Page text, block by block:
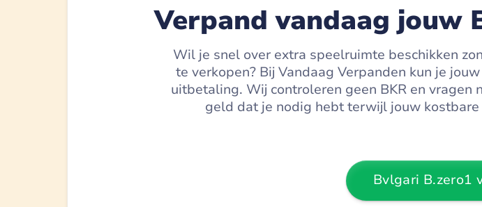
Verpand vandaag jouw
Wil je snel over extra speelruimte beschikken
te verkopen? Bij Vandaag Verpanden kun je
uitbetaling. Wij controleren geen BKR en
geld dat je nodig hebt terwijl jouw
Bvlgari B.zero1